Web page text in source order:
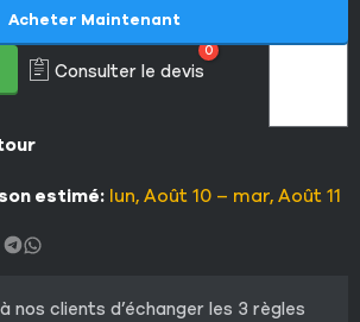
Consulter le devis
0
Acheter Maintenant
estimé: lun, Août 10 – mar, Août 11
nos clients d’échanger les 3 règles